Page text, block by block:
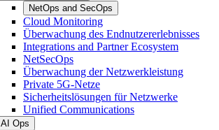
NetOps and SecOps
Cloud Monitoring
Überwachung des Endnutzererlebnisses
Integrations and Partner Ecosystem
NetSecOps
Überwachung der Netzwerkleistung
Private 5G-Netze
Sicherheitslösungen für Netzwerke
Unified Communications
AI Ops